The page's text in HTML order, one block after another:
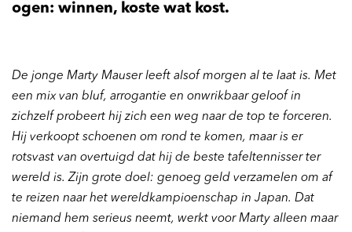
ogen: winnen, koste wat kost.
De jonge Marty Mauser leeft alsof morgen al te laat is. Met
een mix van bluf, arrogantie en onwrikbaar geloof in
zichzelf probeert hij zich een weg naar de top te forceren.
Hij verkoopt schoenen om rond te komen, maar is er
rotsvast van overtuigd dat hij de beste tafeltennisser ter
wereld is. Zijn grote doel: genoeg geld verzamelen om af
te reizen naar het wereldkampioenschap in Japan. Dat
niemand hem serieus neemt, werkt voor Marty alleen maar